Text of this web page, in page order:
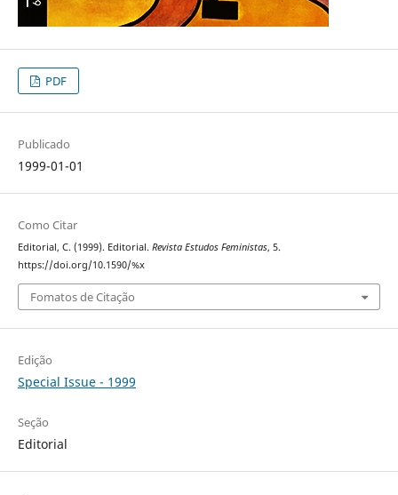
PDF
Publicado
1999-01-01
Como Citar
Editorial, C. (1999). Editorial. Revista Estudos Feministas, 5.
https://doi.org/10.1590/%x
Fomatos de Citação
Edição
Special Issue - 1999
Seção
Editorial